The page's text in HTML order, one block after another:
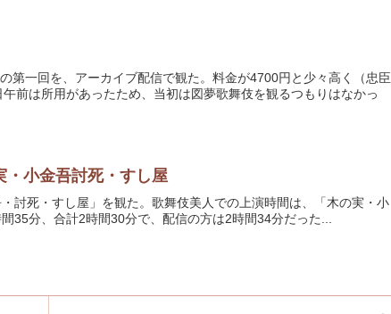
第一回を、アーカイブ配信で観た。料金が4700円と少々高く（忠臣
前は所用があったため、当初は図夢歌舞伎を観るつもりはなかっ
小金吾討死・すし屋
死・すし屋」を観た。歌舞伎美人での上演時間は、「木の実・小
分、合計2時間30分で、配信の方は2時間34分だった...